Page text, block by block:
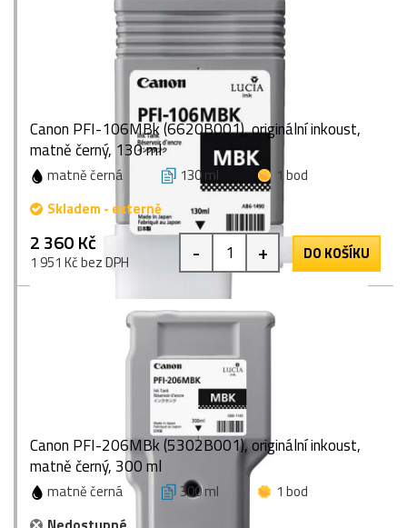
Canon PFI-106MBk (6620B001), originální inkoust,
matně černý, 130 ml
matně černá 130 ml
1 bod
Skladem - externě
2 360 Kč
1 951 Kč bez DPH - + DO KOŠÍKU
Canon PFI-206MBk (5302B001), originální inkoust,
matně černý, 300 ml
matně černá 300 ml
1 bod